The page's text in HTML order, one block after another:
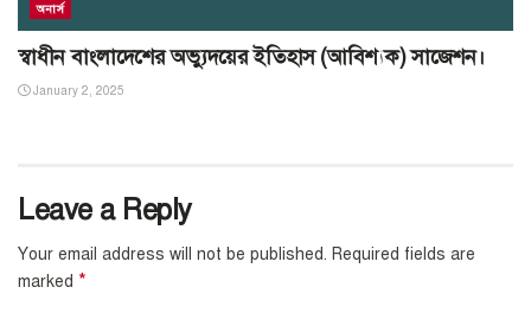
অনার্স
স্বাধীন বাংলাদেশের অভ্যুদয়ের ইতিহাস (আবিশ্যক) সাজেশন।
January 2, 2025
Leave a Reply
Your email address will not be published. Required fields are
marked *